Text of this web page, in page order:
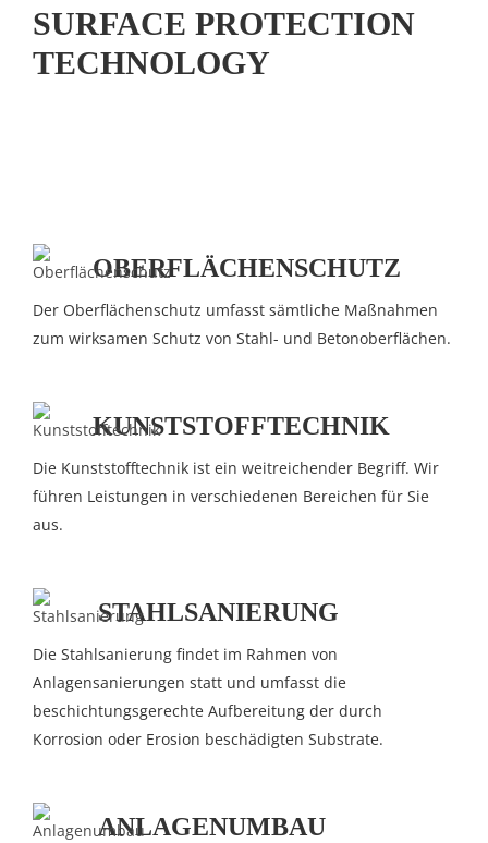
SURFACE PROTECTION
TECHNOLOGY
OBERFLÄCHENSCHUTZ
Der Oberflächenschutz umfasst sämtliche Maßnahmen
zum wirksamen Schutz von Stahl- und Betonoberflächen.
KUNSTSTOFFTECHNIK
Die Kunststofftechnik ist ein weitreichender Begriff. Wir
führen Leistungen in verschiedenen Bereichen für Sie
aus.
STAHLSANIERUNG
Die Stahlsanierung findet im Rahmen von
Anlagensanierungen statt und umfasst die
beschichtungsgerechte Aufbereitung der durch
Korrosion oder Erosion beschädigten Substrate.
ANLAGENUMBAU